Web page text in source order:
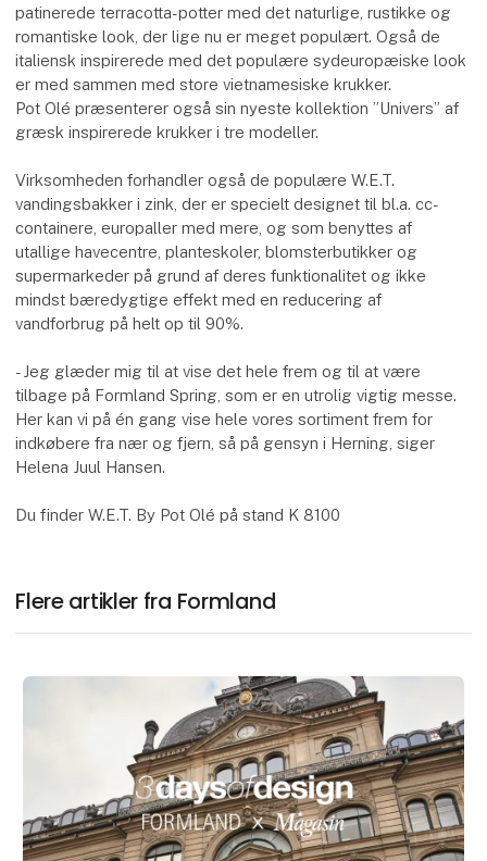
patinerede terracotta-potter med det naturlige, rustikke og
romantiske look, der lige nu er meget populært. Også de
italiensk inspirerede med det populære sydeuropæiske look
er med sammen med store vietnamesiske krukker.
Pot Olé præsenterer også sin nyeste kollektion ”Univers” af
græsk inspirerede krukker i tre modeller.
Virksomheden forhandler også de populære W.E.T.
vandingsbakker i zink, der er specielt designet til bl.a. cc-
containere, europaller med mere, og som benyttes af
utallige havecentre, planteskoler, blomsterbutikker og
supermarkeder på grund af deres funktionalitet og ikke
mindst bæredygtige effekt med en reducering af
vandforbrug på helt op til 90%.
- Jeg glæder mig til at vise det hele frem og til at være
tilbage på Formland Spring, som er en utrolig vigtig messe.
Her kan vi på én gang vise hele vores sortiment frem for
indkøbere fra nær og fjern, så på gensyn i Herning, siger
Helena Juul Hansen.
Du finder W.E.T. By Pot Olé på stand K 8100
Flere artikler fra Formland